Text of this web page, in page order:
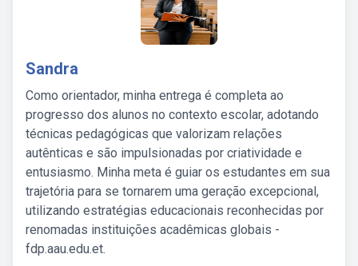
Sandra
Como orientador, minha entrega é completa ao
progresso dos alunos no contexto escolar, adotando
técnicas pedagógicas que valorizam relações
autênticas e são impulsionadas por criatividade e
entusiasmo. Minha meta é guiar os estudantes em sua
trajetória para se tornarem uma geração excepcional,
utilizando estratégias educacionais reconhecidas por
renomadas instituições acadêmicas globais -
fdp.aau.edu.et.